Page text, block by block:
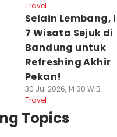
Travel
Selain Lembang,
7 Wisata Sejuk di
Bandung untuk
Refreshing Akhir
Pekan!
30 Jul 2026, 14:30 WIB
Travel
Topics